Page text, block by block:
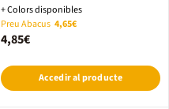
+ Colors disponibles
Preu Abacus 4,65€
4,85€
Accedir al producte